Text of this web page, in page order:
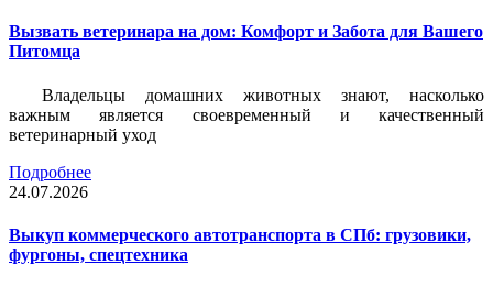
Вызвать ветеринара на дом: Комфорт и Забота для Вашего
Питомца
Владельцы домашних животных знают, насколько
важным является своевременный и качественный
ветеринарный уход
Подробнее
24.07.2026
Выкуп коммерческого автотранспорта в СПб: грузовики,
фургоны, спецтехника